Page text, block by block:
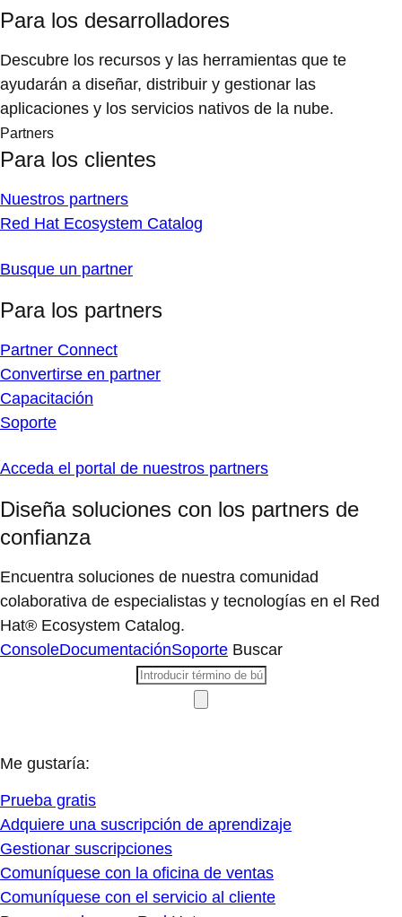
Para los desarrolladores
Descubre los recursos y las herramientas que te
ayudarán a diseñar, distribuir y gestionar las
aplicaciones y los servicios nativos de la nube.
Partners
Para los clientes
Nuestros partners
Red Hat Ecosystem Catalog
Busque un partner
Para los partners
Partner Connect
Convertirse en partner
Capacitación
Soporte
Acceda el portal de nuestros partners
Diseña soluciones con los partners de
confianza
Encuentra soluciones de nuestra comunidad
colaborativa de especialistas y tecnologías en el Red
Hat® Ecosystem Catalog.
ConsoleDocumentaciónSoporte Buscar
Me gustaría:
Prueba gratis
Adquiere una suscripción de aprendizaje
Gestionar suscripciones
Comuníquese con la oficina de ventas
Comuníquese con el servicio al cliente